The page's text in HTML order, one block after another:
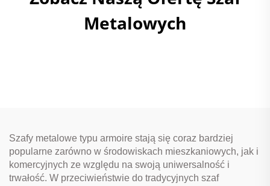
Metalowych
Szafy metalowe typu armoire stają się coraz bardziej
popularne zarówno w środowiskach mieszkaniowych, jak i
komercyjnych ze względu na swoją uniwersalność i
trwałość. W przeciwieństwie do tradycyjnych szaf